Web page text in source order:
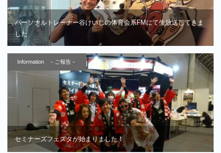
パーソナルトレーナー谷けいじの体育会系FMにて生放送してきま
した
Information －ご報告－
セミナーズフェスタが始まりました！